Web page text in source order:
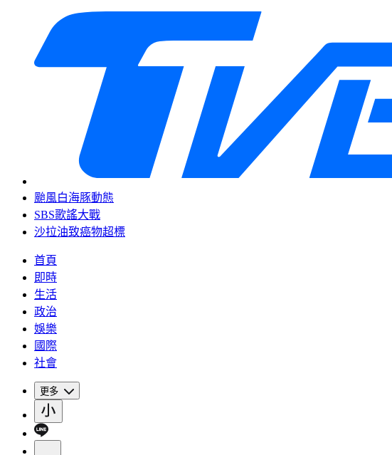
颱風白海豚動態
SBS歌謠大戰
沙拉油致癌物超標
首頁
即時
生活
政治
娛樂
國際
社會
更多